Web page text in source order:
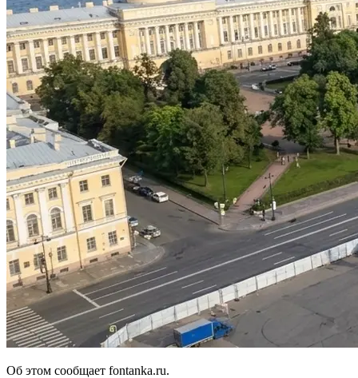
Об этом сообщает fontanka.ru.